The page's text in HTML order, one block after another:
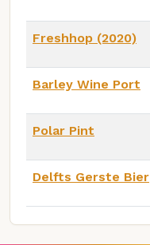
Freshhop (2020)
Barley Wine Port
Polar Pint
Delfts Gerste Bier